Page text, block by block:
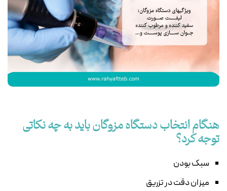
هنگام انتخاب دستگاه مزوگان باید به چه نکاتی
توجه کرد؟
سبک بودن
ميزان دقت در تزريق